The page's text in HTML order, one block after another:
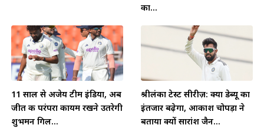
का...
11 साल से अजेय टीम इंडिया, अब
जीत की परंपरा कायम रखने उतरेगी
शुभमन गिल...
श्रीलंका टेस्ट सीरीज़: क्या डेब्यू का
इंतजार बढ़ेगा, आकाश चोपड़ा ने
बताया क्यों सारांश जैन...